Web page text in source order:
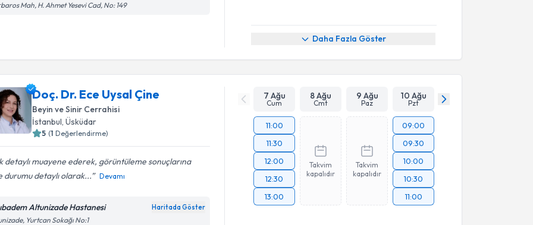
Mah, H. Ahmet Yesevi Cad, No: 149
Daha Fazla Göster
Doç. Dr. Ece Uysal Çine
Beyin ve Sinir Cerrahisi
İstanbul , Üsküdar
5 (1 Değerlendirme)
detaylı muayene ederek, görüntüleme sonuçlarına
durumu detaylı olarak...
Devamı
Altunizade Hastanesi Haritada Göster
Yurtcan Sokağı No:1
7 Ağu
Cum
8 Ağu
Cmt
9 Ağu
Paz
10 Ağu
Pzt
11:00
11:30
12:00
12:30
13:00
Takvim
kapalıdır
Takvim
kapalıdır
09:00
09:30
10:00
10:30
11:00